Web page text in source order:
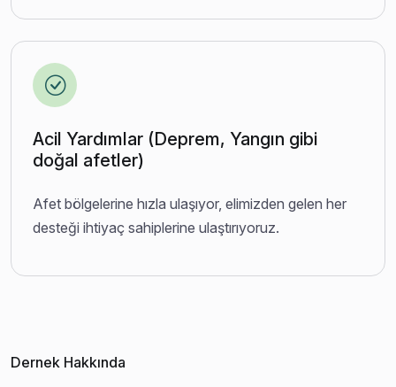
Acil Yardımlar (Deprem, Yangın gibi
doğal afetler)
Afet bölgelerine hızla ulaşıyor, elimizden gelen her
desteği ihtiyaç sahiplerine ulaştırıyoruz.
Dernek Hakkında